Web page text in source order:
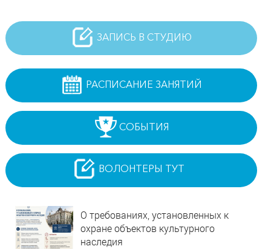
ЗАПИСЬ В СТУДИЮ
РАСПИСАНИЕ ЗАНЯТИЙ
СОБЫТИЯ
ВОЛОНТЕРЫ ТУТ
О требованиях, установленных к
охране объектов культурного
наследия